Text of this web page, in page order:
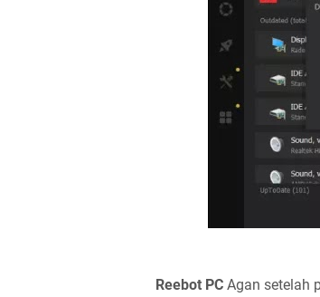
Reebot PC Agan setelah